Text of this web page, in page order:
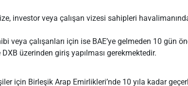
investor veya çalışan vizesi sahipleri
veya çalışanları için ise BAE’ye gelmeden 10 gün
üzerinden giriş yapılması gerekmektedir.
için Birleşik Arap Emirlikleri’nde 10 yıla kadar